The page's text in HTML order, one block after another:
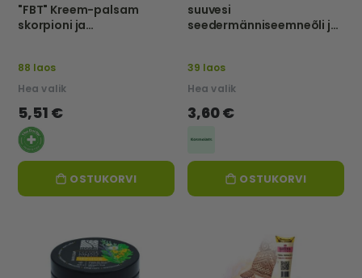
"FBT" Kreem-palsam
skorpioni ja
88 laos
Hea valik
5,51 €
OSTUKORVI
suuvesi
seedermänniseemneõli ja
39 laos
Hea valik
3,60 €
OSTUKORVI